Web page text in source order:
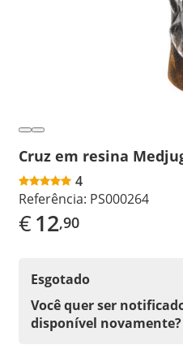
Cruz em resina
4
Referência: PS000264
€12,90
Esgotado
Você quer ser
disponível novamente?